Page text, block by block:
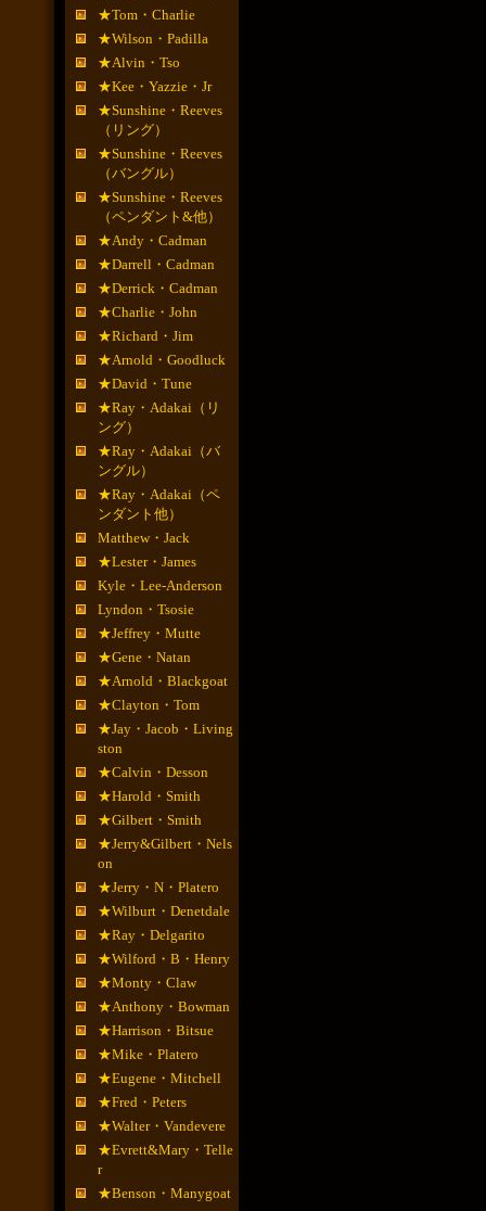
★Tom・Charlie
★Wilson・Padilla
★Alvin・Tso
★Kee・Yazzie・Jr
★Sunshine・Reeves
（リング）
★Sunshine・Reeves
（バングル）
★Sunshine・Reeves
（ペンダント&他）
★Andy・Cadman
★Darrell・Cadman
★Derrick・Cadman
★Charlie・John
★Richard・Jim
★Arnold・Goodluck
★David・Tune
★Ray・Adakai（リ
ング）
★Ray・Adakai（バ
ングル）
★Ray・Adakai（ペ
ンダント他）
Matthew・Jack
★Lester・James
Kyle・Lee-Anderson
Lyndon・Tsosie
★Jeffrey・Mutte
★Gene・Natan
★Arnold・Blackgoat
★Clayton・Tom
★Jay・Jacob・Living
ston
★Calvin・Desson
★Harold・Smith
★Gilbert・Smith
★Jerry&Gilbert・Nels
on
★Jerry・N・Platero
★Wilburt・Denetdale
★Ray・Delgarito
★Wilford・B・Henry
★Monty・Claw
★Anthony・Bowman
★Harrison・Bitsue
★Mike・Platero
★Eugene・Mitchell
★Fred・Peters
★Walter・Vandevere
★Evrett&Mary・Telle
r
★Benson・Manygoat